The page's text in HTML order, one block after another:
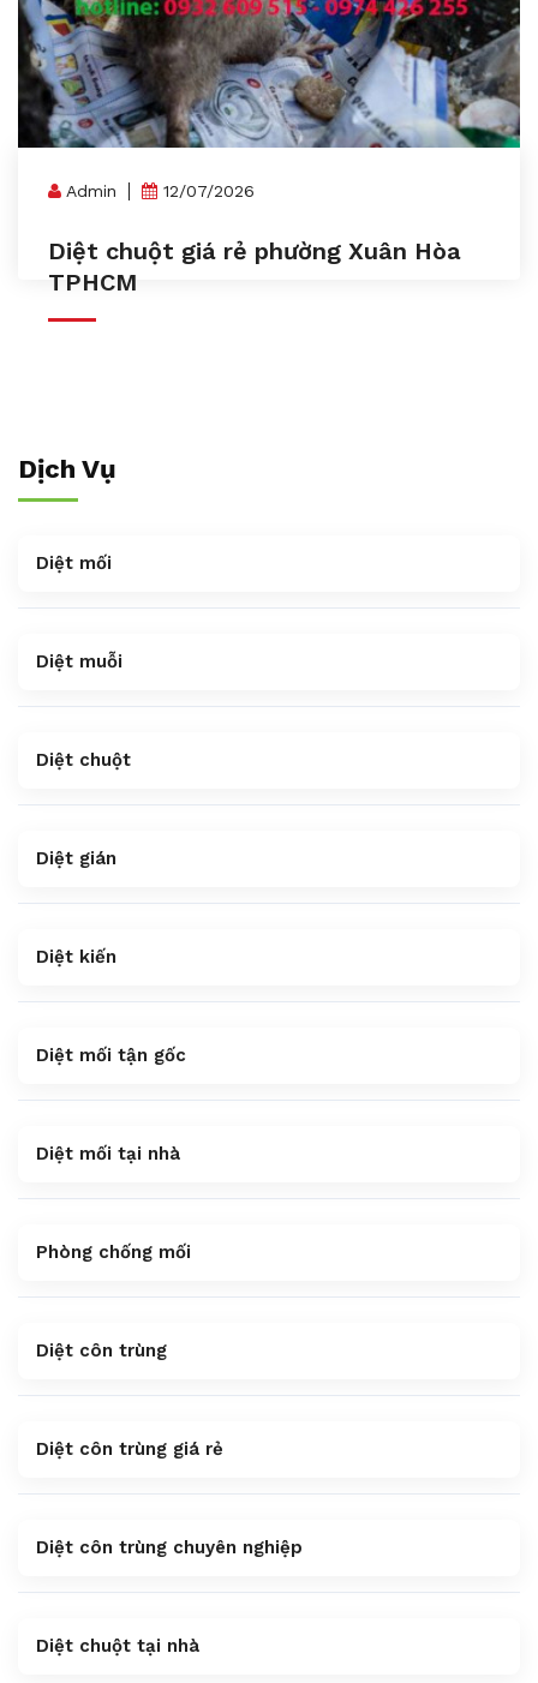
Admin 12/07/2026
Diệt chuột giá rẻ phường Xuân Hòa
TPHCM
Dịch Vụ
Diệt mối
Diệt muỗi
Diệt chuột
Diệt gián
Diệt kiến
Diệt mối tận gốc
Diệt mối tại nhà
Phòng chống mối
Diệt côn trùng
Diệt côn trùng giá rẻ
Diệt côn trùng chuyên nghiệp
Diệt chuột tại nhà